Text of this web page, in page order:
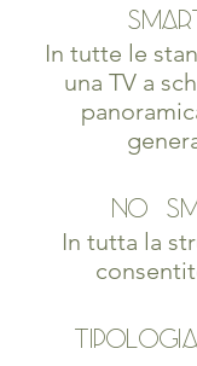
In tutte le
una TV a
NO
In tutta la